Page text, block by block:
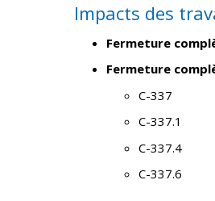
Impacts des
Fermeture
Fermeture
C-337
C-337.1
C-337.4
C-337.6